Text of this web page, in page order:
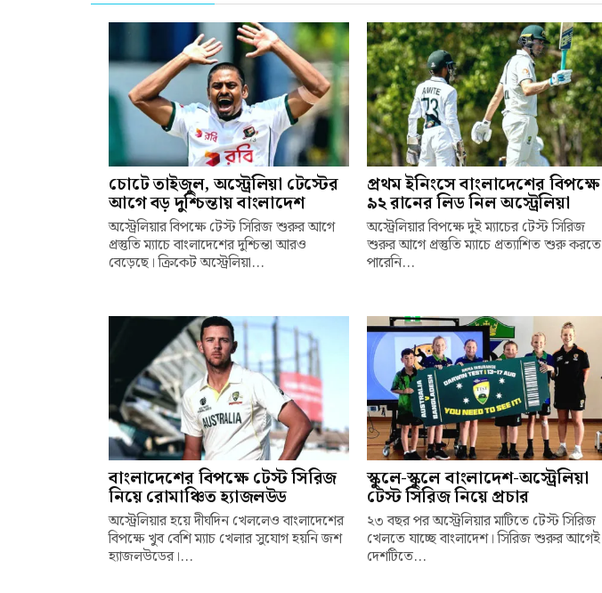
চোটে তাইজুল, অস্ট্রেলিয়া টেস্টের
আগে বড় দুশ্চিন্তায় বাংলাদেশ
অস্ট্রেলিয়ার বিপক্ষে টেস্ট সিরিজ শুরুর আগে
প্রস্তুতি ম্যাচে বাংলাদেশের দুশ্চিন্তা আরও
বেড়েছে। ক্রিকেট অস্ট্রেলিয়া...
প্রথম ইনিংসে বাংলাদেশের বিপক্ষে
৯২ রানের লিড নিল অস্ট্রেলিয়া
অস্ট্রেলিয়ার বিপক্ষে দুই ম্যাচের টেস্ট সিরিজ
শুরুর আগে প্রস্তুতি ম্যাচে প্রত্যাশিত শুরু করতে
পারেনি...
বাংলাদেশের বিপক্ষে টেস্ট সিরিজ
নিয়ে রোমাঞ্চিত হ্যাজলউড
অস্ট্রেলিয়ার হয়ে দীর্ঘদিন খেললেও বাংলাদেশের
বিপক্ষে খুব বেশি ম্যাচ খেলার সুযোগ হয়নি জশ
হ্যাজলউডের।...
স্কুলে-স্কুলে বাংলাদেশ-অস্ট্রেলিয়া
টেস্ট সিরিজ নিয়ে প্রচার
২৩ বছর পর অস্ট্রেলিয়ার মাটিতে টেস্ট সিরিজ
খেলতে যাচ্ছে বাংলাদেশ। সিরিজ শুরুর আগেই
দেশটিতে...